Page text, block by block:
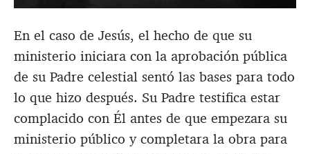
En el caso de Jesús, el hecho de que su
ministerio iniciara con la aprobación pública
de su Padre celestial sentó las bases para todo
lo que hizo después. Su Padre testifica estar
complacido con Él antes de que empezara su
ministerio público y completara la obra para